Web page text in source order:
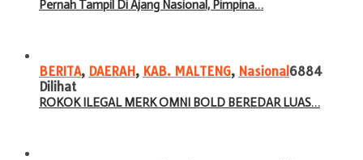
Pernah Tampil Di Ajang Nasional, Pimpina…
BERITA, DAERAH, KAB. MALTENG, Nasional 6884
Dilihat
ROKOK ILEGAL MERK OMNI BOLD BEREDAR LUAS…